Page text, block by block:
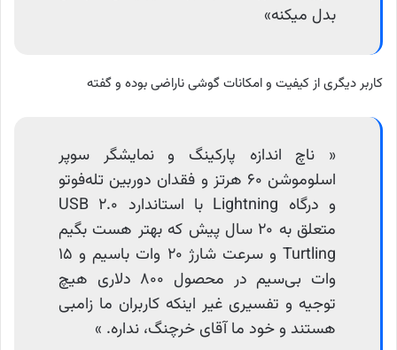
بدل میکنه»
کاربر دیگری از کیفیت و امکانات گوشی ناراضی بوده و گفته
« ناچ اندازه پارکینگ و نمایشگر سوپر
اسلوموشن ۶۰ هرتز و فقدان دوربین تله‌فوتو
و درگاه Lightning با استاندارد USB ۲.۰
متعلق به ۲۰ سال پیش که بهتر هست بگیم
Turtling و سرعت شارژ ۲۰ وات باسیم و ۱۵
وات بی‌سیم در محصول ۸۰۰ دلاری هیچ
توجیه و تفسیری غیر اینکه کاربران ما زامبی
هستند و خود ما آقای خرچنگ، نداره. »